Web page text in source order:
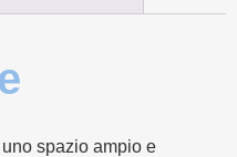
spazio ampio e